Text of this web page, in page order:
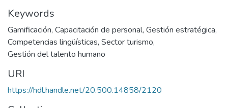
Keywords
Gamificación, Capacitación de personal, Gestión estratégica,
Competencias lingüísticas, Sector turismo,
Gestión del talento humano
URI
https://hdl.handle.net/20.500.14858/2120